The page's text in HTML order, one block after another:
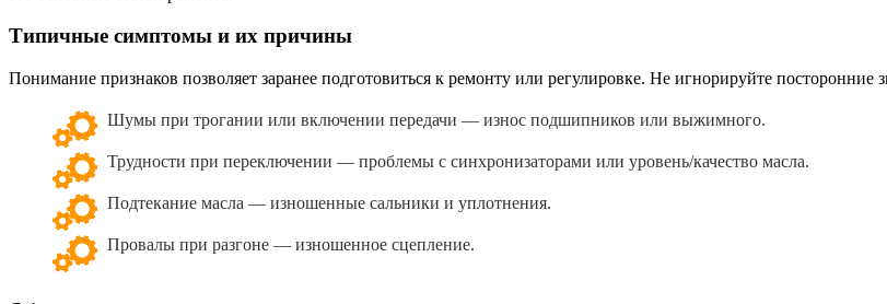
Типичные симптомы и их причины
Понимание признаков позволяет заранее подготовиться к ремонту или регулировке. Не игнорируйте посторонние
Шумы при трогании или включении передачи — износ подшипников или выжимного.
Трудности при переключении — проблемы с синхронизаторами или уровень/качество масла.
Подтекание масла — изношенные сальники и уплотнения.
Провалы при разгоне — изношенное сцепление.